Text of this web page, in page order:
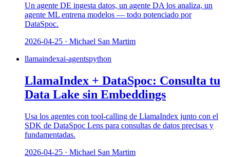
Un agente DE ingesta datos, un agente DA los analiza, un
agente ML entrena modelos — todo potenciado por
DataSpoc.
2026-04-25 · Michael San Martim
llamaindexai-agentspython
LlamaIndex + DataSpoc: Consulta tu
Data Lake sin Embeddings
Usa los agentes con tool-calling de LlamaIndex junto con el
SDK de DataSpoc Lens para consultas de datos precisas y
fundamentadas.
2026-04-25 · Michael San Martim